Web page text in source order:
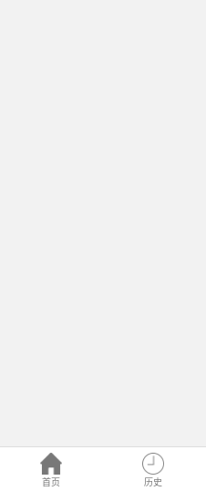
首页 历史